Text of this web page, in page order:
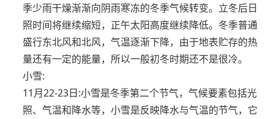
季少雨干燥渐渐向阴雨寒冻的冬季气候转变。立冬后日
照时间将继续缩短，正午太阳高度继续降低。冬季普通
盛行东北风和北风，气温逐渐下降，由于地表贮存的热
量还有一定的能量，所以一般初冬时期还不是很冷。
小雪:
11月22-23日:小雪是冬季第二个节气，气候要素包括光
照、气温和降水等，小雪是反映降水与气温的节气，它